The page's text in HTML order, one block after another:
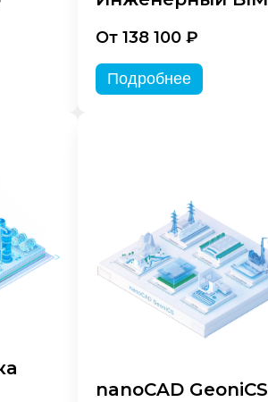
От 138 100 ₽
Подробнее
nanoCAD GeoniCS